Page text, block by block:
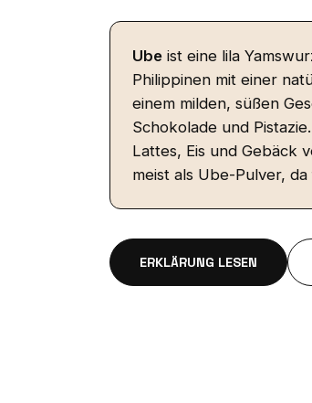
Ube ist eine lila
Philippinen mit einer
einem milden, süßen
Schokolade und
Lattes, Eis und Gebäck
meist als Ube-Pulver,
ERKLÄRUNG LESEN